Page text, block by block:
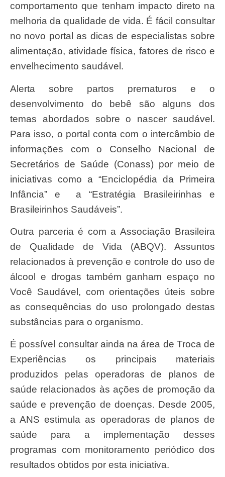
comportamento que tenham impacto direto na
melhoria da qualidade de vida. É fácil consultar
no novo portal as dicas de especialistas sobre
alimentação, atividade física, fatores de risco e
envelhecimento saudável.
Alerta sobre partos prematuros e o
desenvolvimento do bebê são alguns dos
temas abordados sobre o nascer saudável.
Para isso, o portal conta com o intercâmbio de
informações com o Conselho Nacional de
Secretários de Saúde (Conass) por meio de
iniciativas como a “Enciclopédia da Primeira
Infância” e a “Estratégia Brasileirinhas e
Brasileirinhos Saudáveis”.
Outra parceria é com a Associação Brasileira
de Qualidade de Vida (ABQV). Assuntos
relacionados à prevenção e controle do uso de
álcool e drogas também ganham espaço no
Você Saudável, com orientações úteis sobre
as consequências do uso prolongado destas
substâncias para o organismo.
É possível consultar ainda na área de Troca de
Experiências os principais materiais
produzidos pelas operadoras de planos de
saúde relacionados às ações de promoção da
saúde e prevenção de doenças. Desde 2005,
a ANS estimula as operadoras de planos de
saúde para a implementação desses
programas com monitoramento periódico dos
resultados obtidos por esta iniciativa.